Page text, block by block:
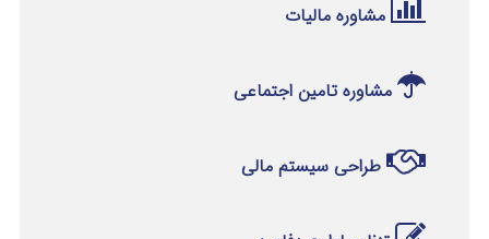
مشاوره مالیات
مشاوره تامین اجتماعی
طراحی سیستم مالی